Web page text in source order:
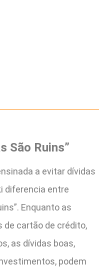
São Ruins”
a evitar dívidas
diferencia entre
Enquanto as
de cartão de crédito,
as dívidas boas,
podem